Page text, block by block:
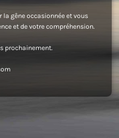
la gêne occasionnée et vous
et de votre compréhension.
prochainement.